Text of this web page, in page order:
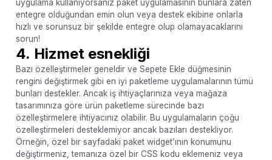
uygulama kullanıyorsanız paket uygulamasının bunlara zaten
entegre olduğundan emin olun veya destek ekibine onlarla
hızlı ve sorunsuz bir şekilde entegre olup olamayacaklarını
sorun!
4. Hizmet esnekliği
Bazı özelleştirmeler geneldir ve Sepete Ekle düğmesinin
rengini değiştirmek gibi en iyi paketleme uygulamalarının tümü
bunları destekler. Ancak iş ihtiyaçlarınıza veya mağaza
tasarımınıza göre ürün paketleme sürecinde bazı
özelleştirmelere ihtiyacınız olabilir. Bu uygulamaların çoğu
özelleştirmeleri desteklemiyor ancak bazıları destekliyor.
Örneğin, özel bir sayfadaki paket widget’ının konumunu
değiştirmeniz, temanıza özel bir CSS kodu eklemeniz veya